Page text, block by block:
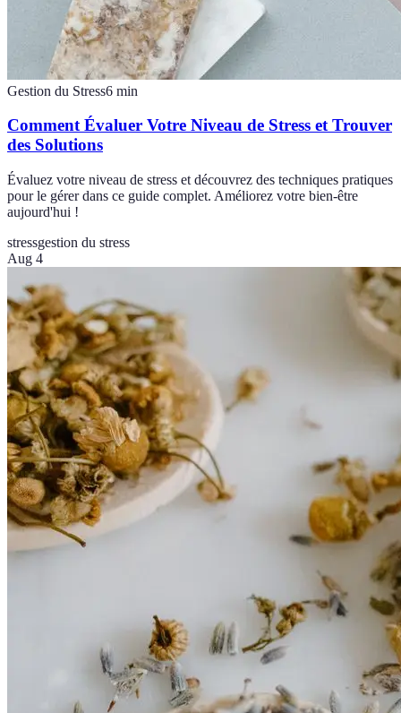
Gestion du Stress6 min
Comment Évaluer Votre Niveau de Stress et Trouver
des Solutions
Évaluez votre niveau de stress et découvrez des techniques pratiques
pour le gérer dans ce guide complet. Améliorez votre bien-être
aujourd'hui !
stressgestion du stress
Aug 4